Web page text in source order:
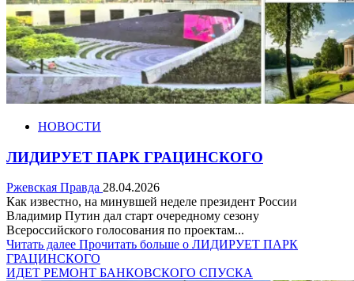
НОВОСТИ
ЛИДИРУЕТ ПАРК ГРАЦИНСКОГО
Ржевская Правда 28.04.2026
Как известно, на минувшей неделе президент России
Владимир Путин дал старт очередному сезону
Всероссийского голосования по проектам...
Читать далее Прочитать больше о ЛИДИРУЕТ ПАРК
ГРАЦИНСКОГО
ИДЕТ РЕМОНТ БАНКОВСКОГО СПУСКА